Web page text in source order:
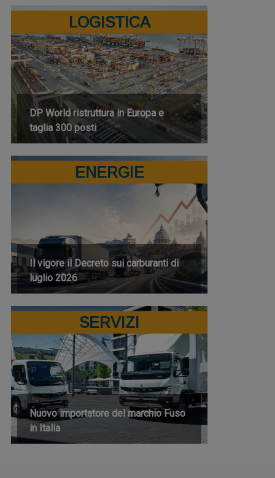
LOGISTICA
DP World ristruttura in Europa e
taglia 300 posti
ENERGIE
Il vigore il Decreto sui carburanti di
luglio 2026
SERVIZI
Nuovo importatore del marchio Fuso
in Italia